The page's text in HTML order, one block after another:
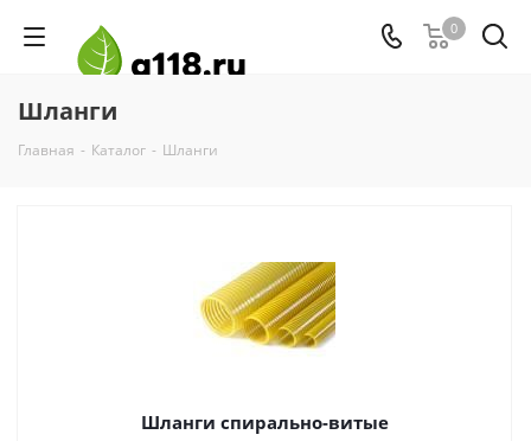
0
Шланги
Главная - Каталог - Шланги
Шланги спирально-витые